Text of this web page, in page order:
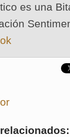
es una